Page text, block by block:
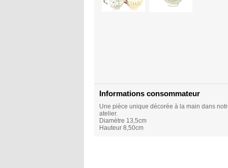
Informations consommateur
Une pièce unique décorée à la main dans
atelier.
Diamètre 13,5cm
Hauteur 8,50cm